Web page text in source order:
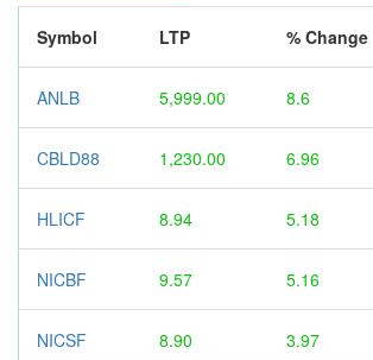
Symbol LTP % Change
ANLB 5,999.00 8.6
CBLD88 1,230.00 6.96
HLICF 8.94 5.18
NICBF 9.57 5.16
NICSF 8.90 3.97